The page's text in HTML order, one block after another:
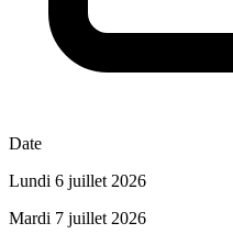
Date
Lundi 6 juillet 2026
Mardi 7 juillet 2026